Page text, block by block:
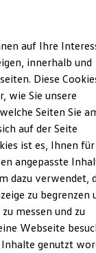
auf Ihre
innerhalb und
Diese
wie Sie unsere
Seiten Sie
auf der Seite
ist es, Ihnen für
angepasste
dazu verwendet,
zu begrenzen
messen und zu
Webseite
genutzt